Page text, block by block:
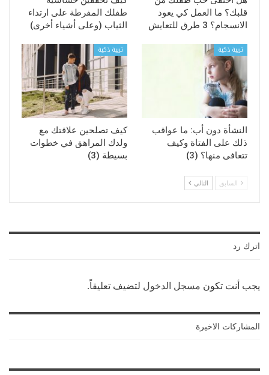
قلبك؟ ما العمل كي يعود
الانسجام؟ 3 طرق للتعايش
طفلك المفرطة على ارتداء
الثياب (وعلى أشياء أخرى)
تربية ذكية
النشأة دون أب: ما عواقب
ذلك على الفتاة وكيف
تتعافى منها؟ (3)
تربية ذكية
كيف تصلحين علاقتك مع
ولدك المراهق في خطوات
بسيطة (3)
السابق التالي
اترك رد
يجب أنت تكون مسجل الدخول لتضيف تعليقاً.
المشاركات الاخيرة